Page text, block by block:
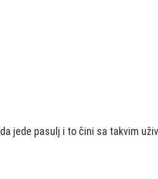
jede pasulj i to čini sa takvim